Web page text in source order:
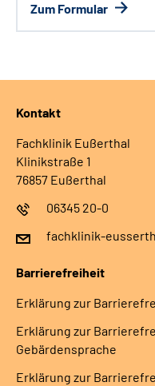
Zum Formular
Kontakt
Fachklinik Eußerthal
Klinikstraße 1
76857 Eußerthal
06345 20-0
fachklinik-
Barrierefreiheit
Erklärung zur
Erklärung zur
Gebärdensprache
Erklärung zur